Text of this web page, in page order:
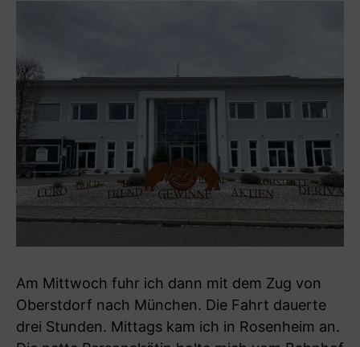
Am Mittwoch fuhr ich dann mit dem Zug von
Oberstdorf nach München. Die Fahrt dauerte
drei Stunden. Mittags kam ich in Rosenheim an.